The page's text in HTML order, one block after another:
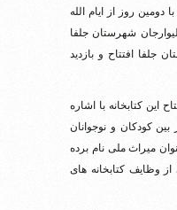
دومین روز از ایام الله
شهرستان جلفا
جلفا افتتاح و بازدید
این کتابخانه با اشاره
کودکان و نوجوانان
میراث ملی نام برده
وظایف کتابخانه های